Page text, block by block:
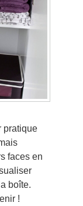
pratique
faces en
boîte.
!